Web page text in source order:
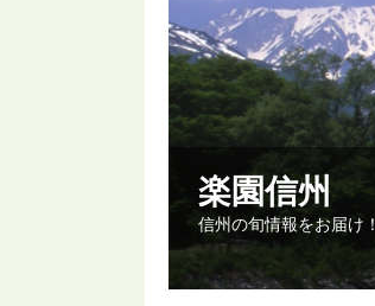
楽園信州
信州の旬情報をお届け！